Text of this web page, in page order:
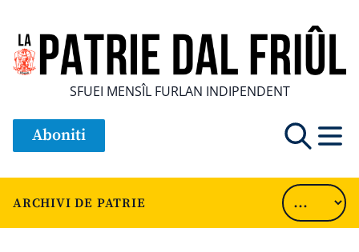
SFUEI MENSÎL FURLAN INDIPENDENT
Aboniti
ARCHIVI DE PATRIE